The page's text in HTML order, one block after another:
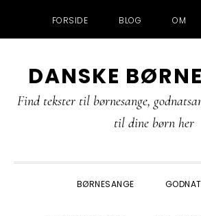
FORSIDE BLOG OM
direkte
til
indhold
direkte
til
direkte
til
DANSKE
Find tekster til børnesange,
til dine børn her
BØRNESANGE